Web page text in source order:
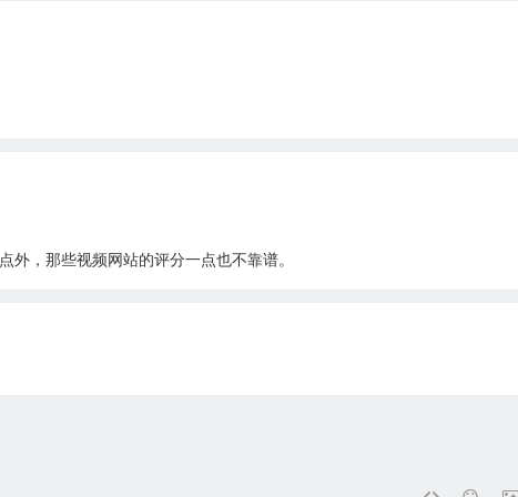
，那些视频网站的评分一点也不靠谱。